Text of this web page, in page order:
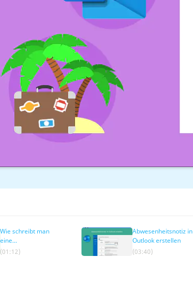
Wie schreibt man
eine
Abwesenheitsnotiz?
(01:12)
Abwesenheitsnotiz in
Outlook erstellen
(03:40)